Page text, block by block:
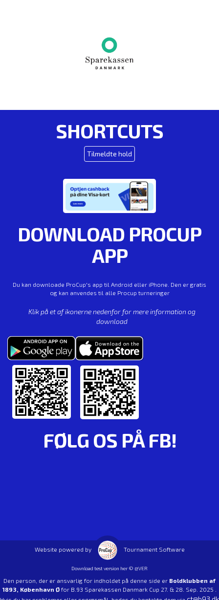
SHORTCUTS
Tilmeldte hold
DOWNLOAD PROCUP
APP
Du kan downloade ProCup's app til Android eller iPhone. Den er gratis
og kan anvendes til alle Procup turneringer
Klik på et af ikonerne nedenfor for mere information og
download
FØLG OS PÅ FB!
Website powered by Tournament Software
Download test version her © @VER
Den person, der er ansvarlig for indholdet på denne side er Boldklubben af
1893, København Ø for B.93 Sparekassen Danmark Cup 27. & 28. Sep. 2025 .